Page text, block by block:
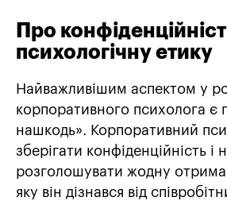
Про
психологічну етику
Найважливішим аспектом у
корпоративного психолога є
нашкодь». Корпоративний
зберігати конфіденційність і
розголошувати жодну
яку він дізнався від